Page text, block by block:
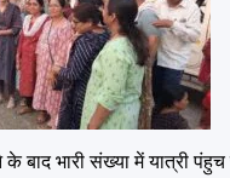
के बाद भारी संख्या में यात्री